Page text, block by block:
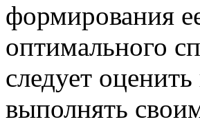
формирования
оптимального
следует
выполнять